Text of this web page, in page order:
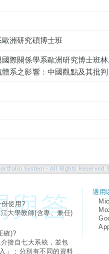
洲研究碩博士班
際關係學系歐洲研究博士班
系之影響：中國觀點及其批
System - All Rights Reserved
使用?
大學教師(含專、兼任)
確)?
接自七大系統，並包
」；分別有不同的資料
適用